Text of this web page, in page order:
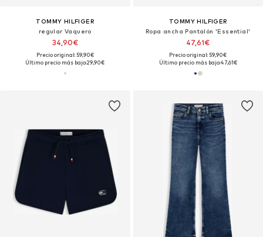
TOMMY HILFIGER
regular Vaquero
34,90€
Precio original: 59,90€
Último precio más bajo:29,90€
TOMMY HILFIGER
Ropa ancha Pantalón 'Essential'
47,61€
Precio original: 59,90€
Último precio más bajo:47,61€